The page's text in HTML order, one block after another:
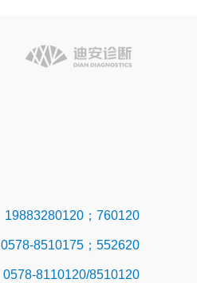
19883280120；760120
0578-8510175；552620
0578-8110120/8510120